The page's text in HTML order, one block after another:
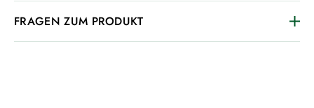
FRAGEN ZUM PRODUKT